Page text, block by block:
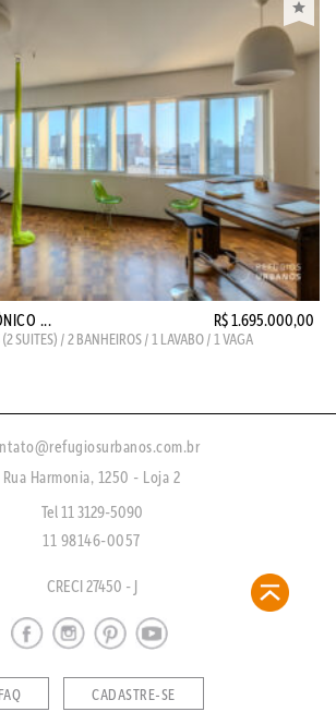
... R$ 1.695.000,00
SUITES) / 2 BANHEIROS / 1 LAVABO / 1 VAGA
Rua Harmonia, 1250 - Loja 2
Tel 11 3129-5090
11 98146-0057
CRECI 27450 - J
FAQ CADASTRE-SE